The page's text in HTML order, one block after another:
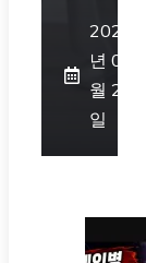
2026
년 07
월 23
일